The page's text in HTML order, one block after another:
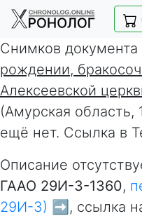
Снимков документа
рождении,
Алексеевской
(Амурская область,
ещё нет. Ссылка в
Описание
ГААО 29И-3-1360,
29И-3) ➡️ , ссылка